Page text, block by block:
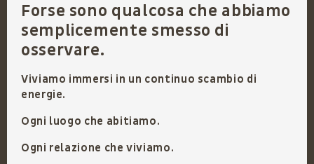
Forse sono qualcosa che abbiamo
semplicemente smesso di
osservare.
Viviamo immersi in un continuo scambio di
energie.
Ogni luogo che abitiamo.
Ogni relazione che viviamo.